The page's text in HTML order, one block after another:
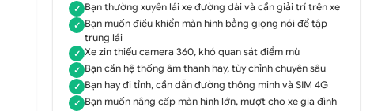
✓ Bạn thường xuyên lái xe đường dài và cần giải trí trên xe
✓ Bạn muốn điều khiển màn hình bằng giọng nói để tập
trung lái
✓ Xe zin thiếu camera 360, khó quan sát điểm mù
✓ Bạn cần hệ thống âm thanh hay, tùy chỉnh chuyên sâu
✓ Bạn hay đi tỉnh, cần dẫn đường thông minh và SIM 4G
✓ Bạn muốn nâng cấp màn hình lớn, mượt cho xe gia đình